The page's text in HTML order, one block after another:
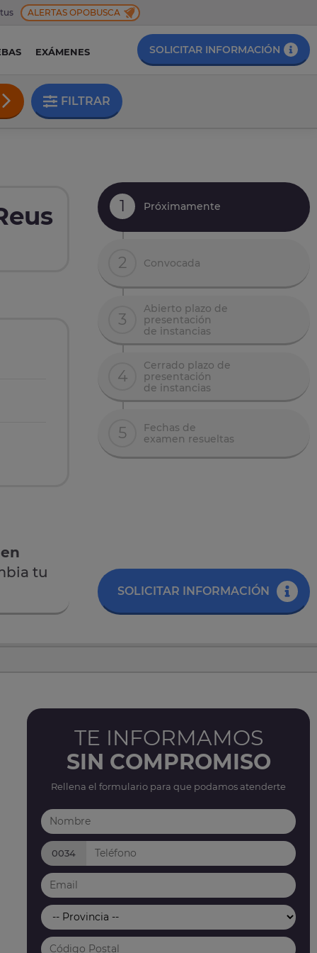
ALERTAS OPOBUSCA
EXÁMENES SOLICITAR INFORMACIÓN
FILTRAR
tu
1 Próximamente
2 Convocada
3
Abierto plazo de
presentación
de instancias
4
Cerrado plazo de
presentación
de instancias
5
Fechas de
examen resueltas
SOLICITAR INFORMACIÓN
TE INFORMAMOS
SIN COMPROMISO
Rellena el formulario para que podamos atenderte
0034